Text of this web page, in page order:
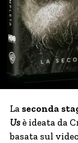
La seconda
Us è ideata da
basata sul